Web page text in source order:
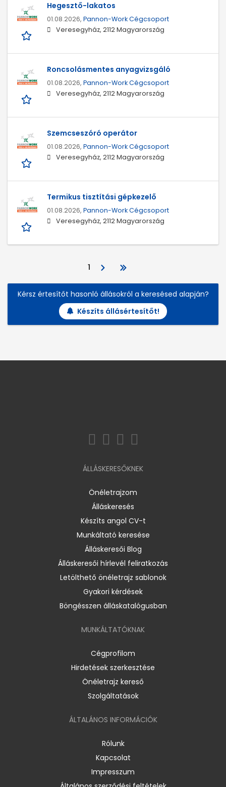
Hegesztő-lakatos
01.08.2026, Pannon-Work Cégcsoport
Veresegyház, 2112 Magyarország
Roncsolásmentes anyagvizsgáló
01.08.2026, Pannon-Work Cégcsoport
Veresegyház, 2112 Magyarország
Szemcseszóró operátor
01.08.2026, Pannon-Work Cégcsoport
Veresegyház, 2112 Magyarország
Termikus tisztítási gépkezelő
01.08.2026, Pannon-Work Cégcsoport
Veresegyház, 2112 Magyarország
1
Kérsz értesítőt hasonló állásokról a keresésed alapján?
Készíts állásértesítőt!
ÁLLÁSKERESŐKNEK
Önéletrajzom
Álláskeresés
Készíts angol CV-t
Munkáltató keresése
Álláskeresői Blog
Álláskeresői hírlevél feliratkozás
Letölthető önéletrajz sablonok
Gyakori kérdések
Böngésszen álláskatalógusban
MUNKÁLTATÓKNAK
Cégprofilom
Hirdetések szerkesztése
Önéletrajz kereső
Szolgáltatások
ÁLTALÁNOS INFORMÁCIÓK
Rólunk
Kapcsolat
Impresszum